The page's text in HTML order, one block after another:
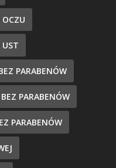
PARABENÓW
PARABENÓW
PARABENÓW